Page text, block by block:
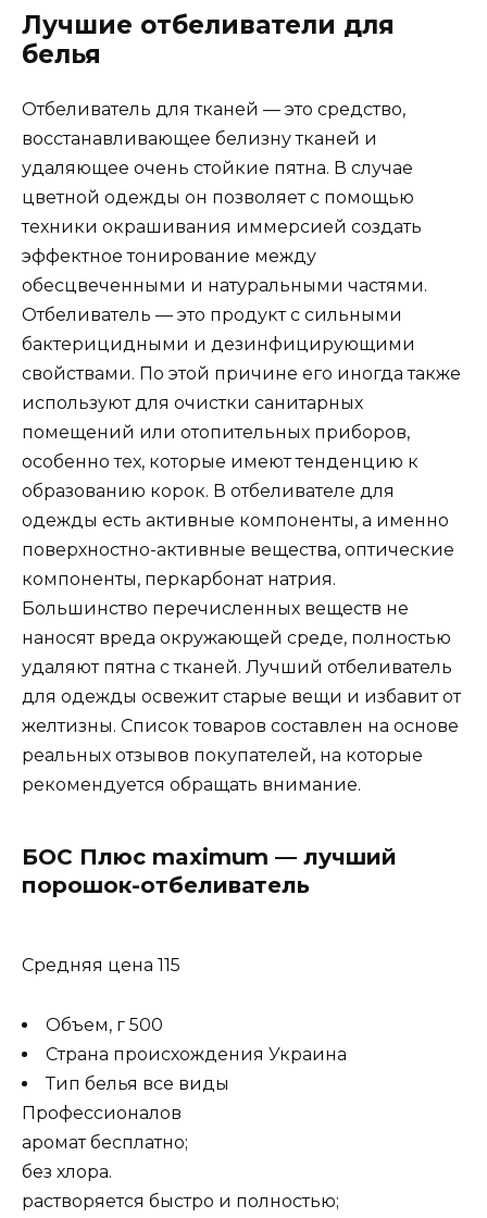
Лучшие отбеливатели для
белья
Отбеливатель для тканей — это средство,
восстанавливающее белизну тканей и
удаляющее очень стойкие пятна. В случае
цветной одежды он позволяет с помощью
техники окрашивания иммерсией создать
эффектное тонирование между
обесцвеченными и натуральными частями.
Отбеливатель — это продукт с сильными
бактерицидными и дезинфицирующими
свойствами. По этой причине его иногда также
используют для очистки санитарных
помещений или отопительных приборов,
особенно тех, которые имеют тенденцию к
образованию корок. В отбеливателе для
одежды есть активные компоненты, а именно
поверхностно-активные вещества, оптические
компоненты, перкарбонат натрия.
Большинство перечисленных веществ не
наносят вреда окружающей среде, полностью
удаляют пятна с тканей. Лучший отбеливатель
для одежды освежит старые вещи и избавит от
желтизны. Список товаров составлен на основе
реальных отзывов покупателей, на которые
рекомендуется обращать внимание.
БОС Плюс maximum — лучший
порошок-отбеливатель
Средняя цена 115
Объем, г 500
Страна происхождения Украина
Тип белья все виды
Профессионалов
аромат бесплатно;
без хлора.
растворяется быстро и полностью;